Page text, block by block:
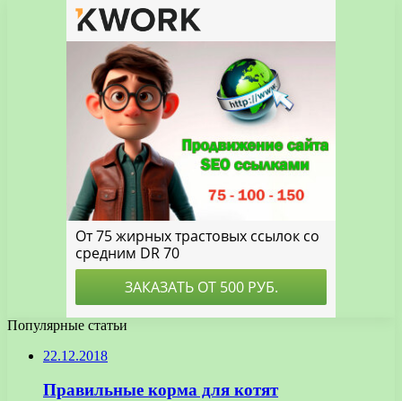
Популярные статьи
22.12.2018
Правильные корма для котят